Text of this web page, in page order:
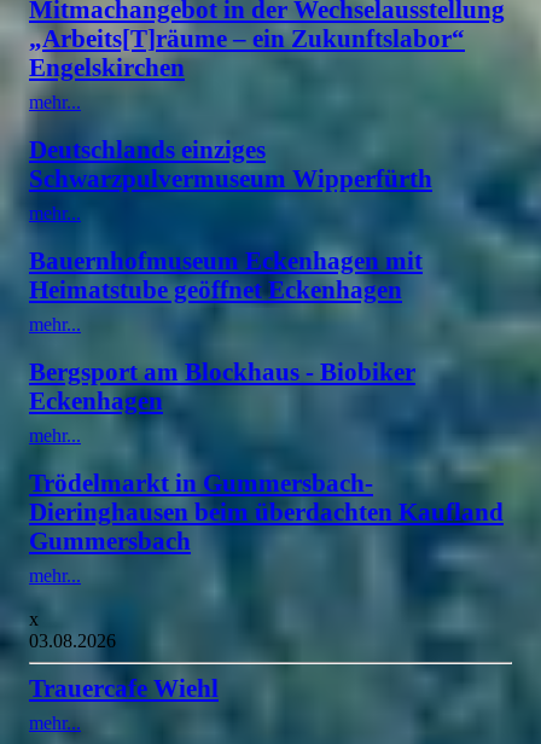
Mitmachangebot in der Wechselausstellung
„Arbeits[T]räume – ein Zukunftslabor“
Engelskirchen
mehr...
Deutschlands einziges
Schwarzpulvermuseum Wipperfürth
mehr...
Bauernhofmuseum Eckenhagen mit
Heimatstube geöffnet Eckenhagen
mehr...
Bergsport am Blockhaus - Biobiker
Eckenhagen
mehr...
Trödelmarkt in Gummersbach-
Dieringhausen beim überdachten Kaufland
Gummersbach
mehr...
x
03.08.2026
Trauercafe Wiehl
mehr...